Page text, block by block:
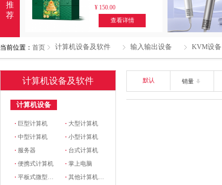
推
荐
¥ 150.00
查看详情
当前位置： 首页 计算机设备及软件 输入输出设备 KVM设备
计算机设备及软件
计算机设备
· 巨型计算机 · 大型计算机
·中型计算机 ·小型计算机
· 服务器 · 台式计算机
·便携式计算机 ·掌上电脑
·平板式微型计算机 ·其他计算机设备
默认 销量